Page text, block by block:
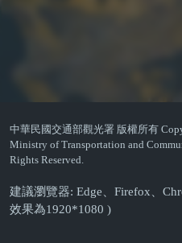
中華民國交通部觀光署 版權所有
Ministry of Transportation and
Rights Reserved.
建議瀏覽器: Edge、Firefox、
效果為1920*1080 )